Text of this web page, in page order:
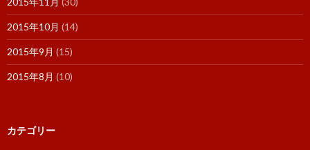
2015年10月 (14)
2015年9月 (15)
2015年8月 (10)
カテゴリー